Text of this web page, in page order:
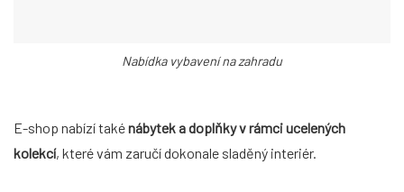
Nabídka vybavení na zahradu
E-shop nabízí takénábytek a doplňky v rámci ucelených
kolekcí, které vám zaručí dokonale sladěný interiér.